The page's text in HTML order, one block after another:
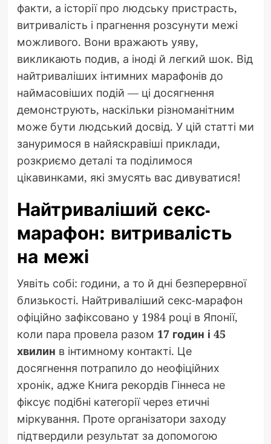
факти, а історії про людську пристрасть,
витривалість і прагнення розсунути межі
можливого. Вони вражають уяву,
викликають подив, а іноді й легкий шок. Від
найтриваліших інтимних марафонів до
наймасовіших подій — ці досягнення
демонструють, наскільки різноманітним
може бути людський досвід. У цій статті ми
зануримося в найяскравіші приклади,
розкриємо деталі та поділимося
цікавинками, які змусять вас дивуватися!
Найтриваліший секс-
марафон: витривалість
на межі
Уявіть собі: години, а то й дні безперервної
близькості. Найтриваліший секс-марафон
офіційно зафіксовано у 1984 році в Японії,
коли пара провела разом 17 годин і 45
хвилин в інтимному контакті. Це
досягнення потрапило до неофіційних
хронік, адже Книга рекордів Гіннеса не
фіксує подібні категорії через етичні
міркування. Проте організатори заходу
підтвердили результат за допомогою